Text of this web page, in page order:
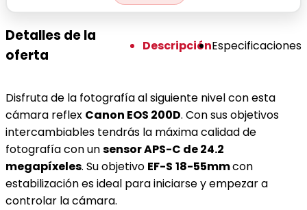
Detalles de la
oferta
DescripciónEspecificaciones
Disfruta de la fotografía al siguiente nivel con esta
cámara reflex Canon EOS 200D. Con sus objetivos
intercambiables tendrás la máxima calidad de
fotografía con unsensor APS-C de 24.2
megapíxeles. Su objetivo EF-S 18-55mmcon
estabilización es ideal para iniciarse y empezar a
controlar la cámara.